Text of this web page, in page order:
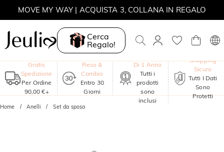
MOVE MY WAY | ACQUISTA 3, COLLANA IN REGALO
Cerca
Regalo!
Gratis
Spedizione
Per Ordine
90,00 €+
Reso &
Cambio
Entro 30
Giorni
Di 1 Anno
Tutti i
prodotti
sono
inclusi
Shopping
Sicuro
Tutti I Dati
Sono
Protetti
Home Anelli Set da sposa